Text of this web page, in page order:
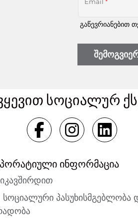
Email *
გაწევრიანებით
სოციალურ
ინფორმაცია
სოციალური პასუხისმგებლობა